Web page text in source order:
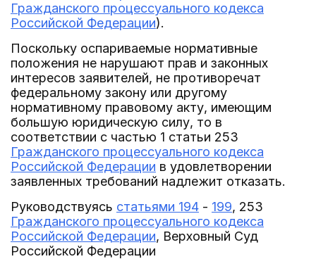
Гражданского процессуального кодекса
Российской Федерации).
Поскольку оспариваемые нормативные
положения не нарушают прав и законных
интересов заявителей, не противоречат
федеральному закону или другому
нормативному правовому акту, имеющим
большую юридическую силу, то в
соответствии с частью 1 статьи 253
Гражданского процессуального кодекса
Российской Федерации в удовлетворении
заявленных требований надлежит отказать.
Руководствуясь статьями 194 - 199, 253
Гражданского процессуального кодекса
Российской Федерации, Верховный Суд
Российской Федерации